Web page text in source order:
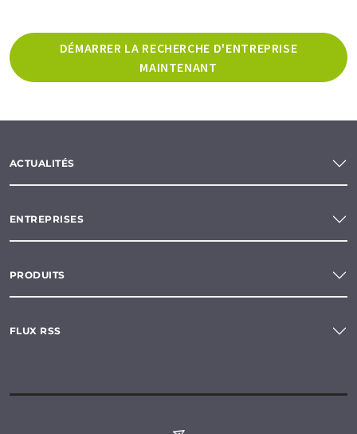
DÉMARRER LA RECHERCHE D'ENTREPRISE
MAINTENANT
ACTUALITÉS
ENTREPRISES
PRODUITS
FLUX RSS